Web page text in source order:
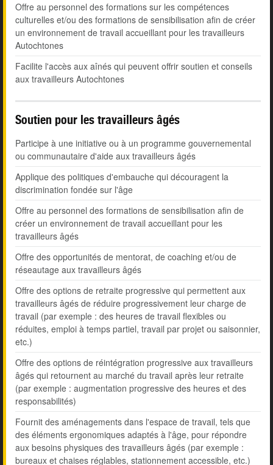
Offre au personnel des formations sur les compétences
culturelles et/ou des formations de sensibilisation afin de créer
un environnement de travail accueillant pour les travailleurs
Autochtones
Facilite l'accès aux aînés qui peuvent offrir soutien et conseils
aux travailleurs Autochtones
Soutien pour les travailleurs âgés
Participe à une initiative ou à un programme gouvernemental
ou communautaire d'aide aux travailleurs âgés
Applique des politiques d'embauche qui découragent la
discrimination fondée sur l'âge
Offre au personnel des formations de sensibilisation afin de
créer un environnement de travail accueillant pour les
travailleurs âgés
Offre des opportunités de mentorat, de coaching et/ou de
réseautage aux travailleurs âgés
Offre des options de retraite progressive qui permettent aux
travailleurs âgés de réduire progressivement leur charge de
travail (par exemple : des heures de travail flexibles ou
réduites, emploi à temps partiel, travail par projet ou saisonnier,
etc.)
Offre des options de réintégration progressive aux travailleurs
âgés qui retournent au marché du travail après leur retraite
(par exemple : augmentation progressive des heures et des
responsabilités)
Fournit des aménagements dans l'espace de travail, tels que
des éléments ergonomiques adaptés à l'âge, pour répondre
aux besoins physiques des travailleurs âgés (par exemple :
bureaux et chaises réglables, stationnement accessible, etc.)